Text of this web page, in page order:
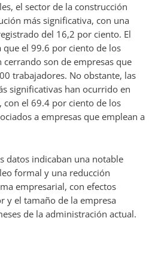
el sector de la construcción
más significativa, con una
del 16,2 por ciento. El
que el 99.6 por ciento de los
son de empresas que
trabajadores. No obstante, las
significativas han ocurrido en
con el 69.4 por ciento de los
a empresas que emplean a
datos indicaban una notable
formal y una reducción
empresarial, con efectos
y el tamaño de la empresa
de la administración actual.